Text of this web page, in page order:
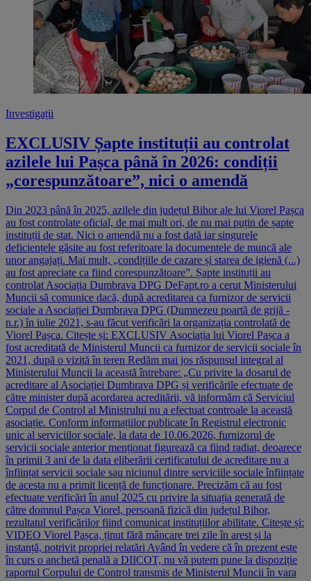
Investigații
EXCLUSIV Șapte instituții au controlat
azilele lui Pașca până în 2026: condiții
„corespunzătoare”, nici o amendă
Din 2023 până în 2025, azilele din județul Bihor ale lui Viorel Pașca
au fost controlate oficial, de mai mult ori, de nu mai puțin de șapte
instituții de stat. Nici o amendă nu a fost dată iar singurele
deficiențele găsite au fost referitoare la documentele de muncă ale
unor angajați. Mai mult, „condițiile de cazare și starea de igienă (...)
au fost apreciate ca fiind corespunzătoare”. Șapte instituții au
controlat Asociația Dumbrava DPG DeFapt.ro a cerut Ministerului
Muncii să comunice dacă, după acreditarea ca furnizor de servicii
sociale a Asociației Dumbrava DPG (Dumnezeu poartă de grijă -
n.r.) în iulie 2021, s-au făcut verificări la organizația controlată de
Viorel Pașca. Citește și: EXCLUSIV Asociația lui Viorel Pașca a
fost acreditată de Ministerul Muncii ca furnizor de servicii sociale în
2021, după o vizită în teren Redăm mai jos răspunsul integral al
Ministerului Muncii la această întrebare: „Cu privire la dosarul de
acreditare al Asociației Dumbrava DPG și verificările efectuate de
către minister după acordarea acreditării, vă informăm că Serviciul
Corpul de Control al Ministrului nu a efectuat controale la această
asociație. Conform informațiilor publicate în Registrul electronic
unic al serviciilor sociale, la data de 10.06.2026, furnizorul de
servicii sociale anterior menționat figurează ca fiind radiat, deoarece
în primii 3 ani de la data eliberării certificatului de acreditare nu a
înființat servicii sociale sau niciunul dintre serviciile sociale înființate
de acesta nu a primit licență de funcționare. Precizăm că au fost
efectuate verificări în anul 2025 cu privire la situația generată de
către domnul Pașca Viorel, persoană fizică din județul Bihor,
rezultatul verificărilor fiind comunicat instituțiilor abilitate. Citește și:
VIDEO Viorel Pașca, ținut fără mâncare trei zile în arest și la
instanță, potrivit propriei relatări Având în vedere că în prezent este
în curs o anchetă penală a DIICOT, nu vă putem pune la dispoziție
raportul Corpului de Control transmis de Ministerul Muncii în vara